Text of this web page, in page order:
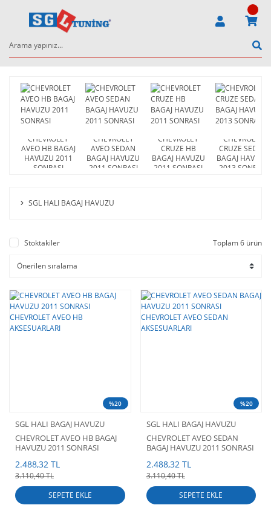
CHEVROLET
AVEO HB BAGAJ
HAVUZU 2011
SONRASI
CHEVROLET
AVEO SEDAN
BAGAJ HAVUZU
2011 SONRASI
CHEVROLET
CRUZE HB
BAGAJ HAVUZU
2011 SONRASI
CHEVROLET
CRUZE SEDAN
BAGAJ HAVUZU
2013 SONRASI
SGL HALI BAGAJ HAVUZU
Stoktakiler Toplam 6 ürün
%20
SGL HALI BAGAJ HAVUZU
CHEVROLET AVEO HB BAGAJ
HAVUZU 2011 SONRASI
AKSESUARLARI
2.488,32 TL
3.110,40 TL
SEPETE EKLE
%20
SGL HALI BAGAJ HAVUZU
CHEVROLET AVEO SEDAN
BAGAJ HAVUZU 2011 SONRASI
AKSESUARLARI
2.488,32 TL
3.110,40 TL
SEPETE EKLE